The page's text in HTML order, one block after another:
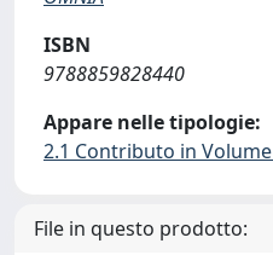
ISBN
9788859828440
Appare nelle tipologie:
2.1 Contributo in
File in questo prodotto: